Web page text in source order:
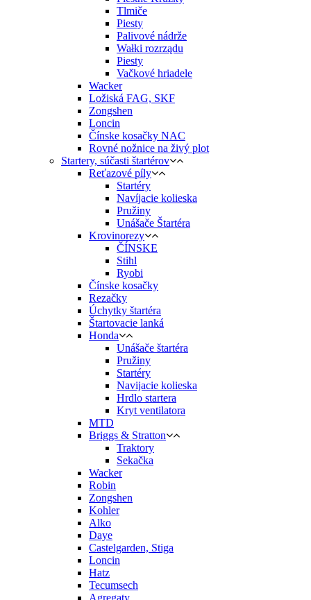
Tlmiče
Piesty
Palivové nádrže
Wałki rozrządu
Piesty
Vačkové hriadele
Wacker
Ložiská FAG, SKF
Zongshen
Loncin
Čínske kosačky NAC
Rovné nožnice na živý plot
Startery, súčasti štartérov
Reťazové píly
Startéry
Navíjacie kolieska
Pružiny
Unášače Štartéra
Krovinorezy
ČÍNSKE
Stihl
Ryobi
Čínske kosačky
Rezačky
Úchytky štartéra
Štartovacie lanká
Honda
Unášače štartéra
Pružiny
Startéry
Navijacie kolieska
Hrdlo startera
Kryt ventilatora
MTD
Briggs & Stratton
Traktory
Sekačka
Wacker
Robin
Zongshen
Kohler
Alko
Daye
Castelgarden, Stiga
Loncin
Hatz
Tecumsech